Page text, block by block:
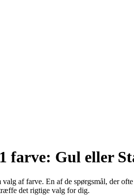
farve: Gul eller
af farve. En af de spørgsmål, der
det rigtige valg for dig.